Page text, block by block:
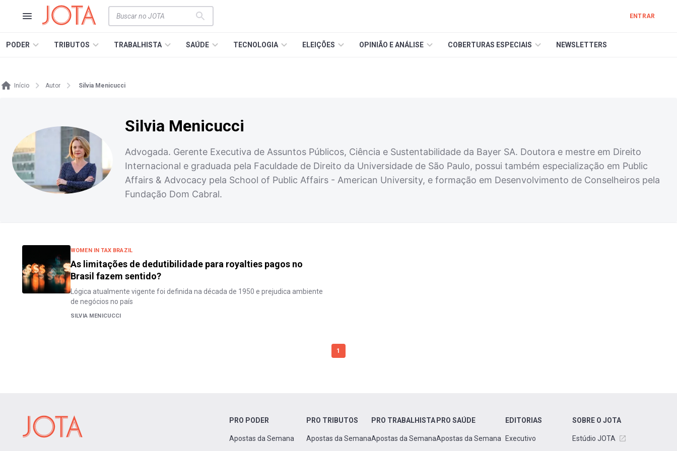
ENTRAR
PODER TRIBUTOS TRABALHISTA SAÚDE TECNOLOGIA ELEIÇÕES OPINIÃO E ANÁLISE COBERTURAS ESPECIAIS NEWSLETTERS
Início Autor Silvia Menicucci
Silvia Menicucci
Advogada. Gerente Executiva de Assuntos Públicos, Ciência e Sustentabilidade da Bayer SA. Doutora e mestre em Direito
Internacional e graduada pela Faculdade de Direito da Universidade de São Paulo, possui também especialização em Public
Affairs & Advocacy pela School of Public Affairs - American University, e formação em Desenvolvimento de Conselheiros pela
Fundação Dom Cabral.
WOMEN IN TAX BRAZIL
As limitações de dedutibilidade para royalties pagos no
Brasil fazem sentido?
Lógica atualmente vigente foi definida na década de 1950 e prejudica ambiente
de negócios no país
SILVIA MENICUCCI
1
PRO PODER
Apostas da Semana
PRO TRIBUTOS
Apostas da Semana
PRO TRABALHISTA
Apostas da Semana
PRO SAÚDE
Apostas da Semana
EDITORIAS
Executivo
SOBRE O JOTA
Estúdio JOTA